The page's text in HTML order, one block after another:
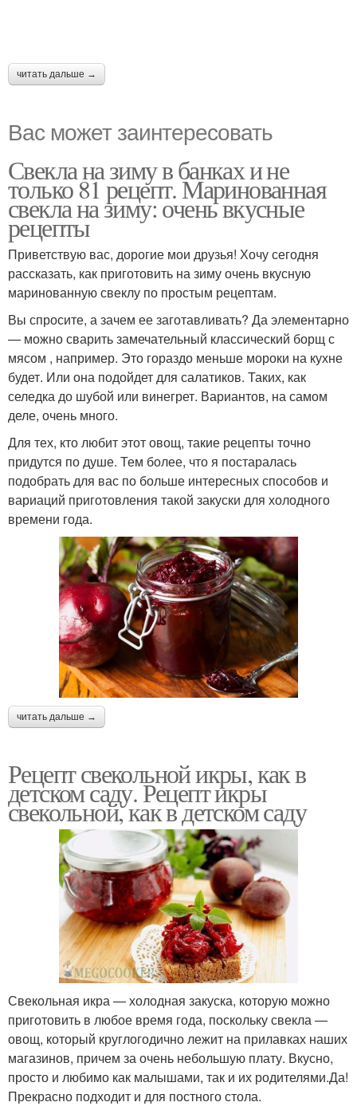
читать дальше →
Вас может заинтересовать
Свекла на зиму в банках и не
только 81 рецепт. Маринованная
свекла на зиму: очень вкусные
рецепты
Приветствую вас, дорогие мои друзья! Хочу сегодня
рассказать, как приготовить на зиму очень вкусную
маринованную свеклу по простым рецептам.
Вы спросите, а зачем ее заготавливать? Да элементарно
— можно сварить замечательный классический борщ с
мясом , например. Это гораздо меньше мороки на кухне
будет. Или она подойдет для салатиков. Таких, как
селедка до шубой или винегрет. Вариантов, на самом
деле, очень много.
Для тех, кто любит этот овощ, такие рецепты точно
придутся по душе. Тем более, что я постаралась
подобрать для вас по больше интересных способов и
вариаций приготовления такой закуски для холодного
времени года.
читать дальше →
Рецепт свекольной икры, как в
детском саду. Рецепт икры
свекольной, как в детском саду
Свекольная икра — холодная закуска, которую можно
приготовить в любое время года, поскольку свекла —
овощ, который круглогодично лежит на прилавках наших
магазинов, причем за очень небольшую плату. Вкусно,
просто и любимо как малышами, так и их родителями.Да!
Прекрасно подходит и для постного стола.